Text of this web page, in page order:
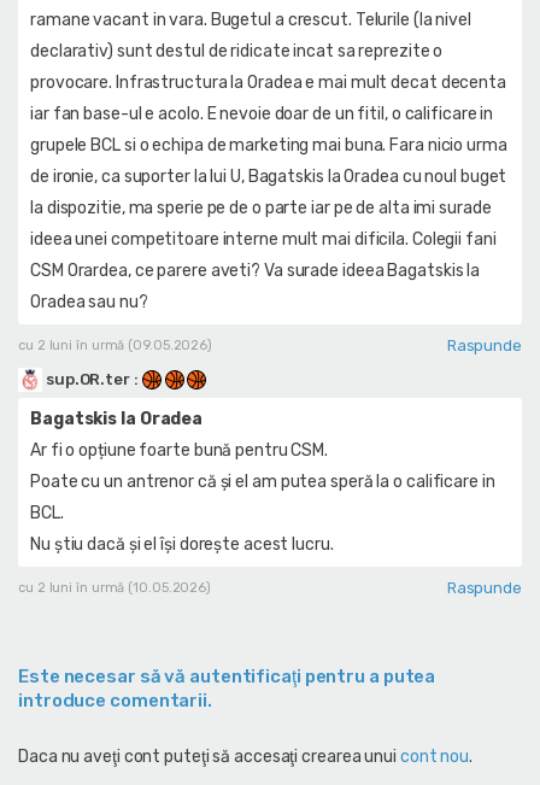
ramane vacant in vara. Bugetul a crescut. Telurile (la nivel
declarativ) sunt destul de ridicate incat sa reprezite o
provocare. Infrastructura la Oradea e mai mult decat decenta
iar fan base-ul e acolo. E nevoie doar de un fitil, o calificare in
grupele BCL si o echipa de marketing mai buna. Fara nicio urma
de ironie, ca suporter la lui U, Bagatskis la Oradea cu noul buget
la dispozitie, ma sperie pe de o parte iar pe de alta imi surade
ideea unei competitoare interne mult mai dificila. Colegii fani
CSM Orardea, ce parere aveti? Va surade ideea Bagatskis la
Oradea sau nu?
cu 2 luni în urmă (09.05.2026)
Raspunde
sup.OR.ter :
Bagatskis la Oradea
Ar fi o opțiune foarte bună pentru CSM.
Poate cu un antrenor că și el am putea speră la o calificare in
BCL.
Nu știu dacă și el își dorește acest lucru.
cu 2 luni în urmă (10.05.2026) Raspunde
Este necesar să vă autentificaţi pentru a putea
introduce comentarii.
Daca nu aveţi cont puteţi să accesaţi crearea unui cont nou.